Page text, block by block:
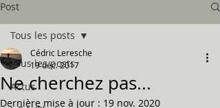
Post
Tous les posts
Actus
Tous les posts
Ne cherchez pas...
Cédric Leresche
19 déc. 2017
Dernière mise à jour : 19 nov. 2020